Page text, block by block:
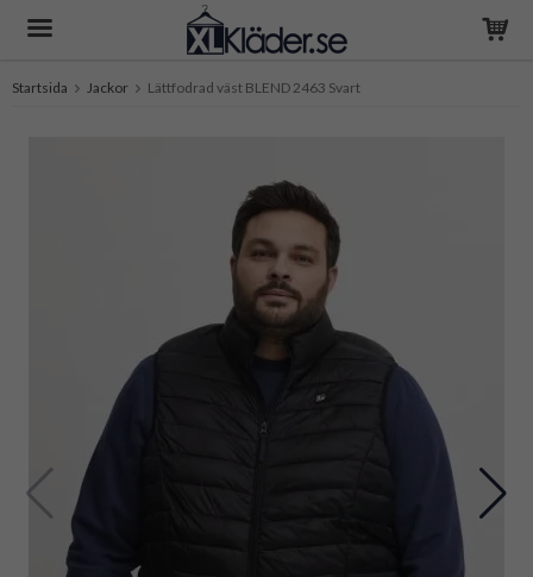
Startsida Jackor Lättfodrad väst BLEND 2463 Svart